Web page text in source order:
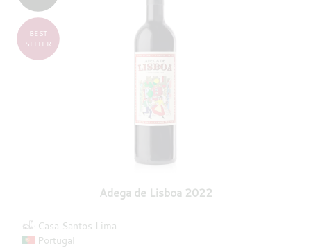
Adega de Lisboa 2022
BEST
SELLER
Casa Santos Lima
Portugal